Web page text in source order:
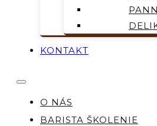
KONTAKT
O NÁS
BARISTA ŠKOLENIE